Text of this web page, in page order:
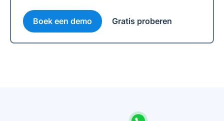
Boek een demo Gratis proberen